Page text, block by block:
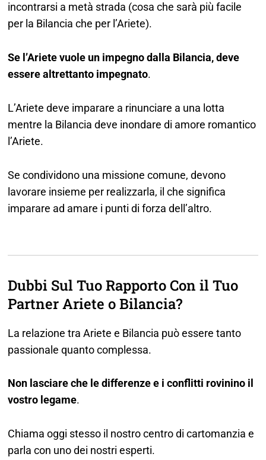
incontrarsi a metà strada (cosa che sarà più facile
per la Bilancia che per l’Ariete).
Se l’Ariete vuole un impegno dalla Bilancia, deve
essere altrettanto impegnato.
L’Ariete deve imparare a rinunciare a una lotta
mentre la Bilancia deve inondare di amore romantico
l’Ariete.
Se condividono una missione comune, devono
lavorare insieme per realizzarla, il che significa
imparare ad amare i punti di forza dell’altro.
Dubbi Sul Tuo Rapporto Con il Tuo
Partner Ariete o Bilancia?
La relazione tra Ariete e Bilancia può essere tanto
passionale quanto complessa.
Non lasciare che le differenze e i conflitti rovinino il
vostro legame.
Chiama oggi stesso il nostro centro di cartomanzia e
parla con uno dei nostri esperti.